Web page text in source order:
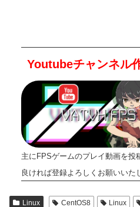
Youtubeチャンネル
主にFPSゲームのプレイ動画を投
良ければ登録よろしくお願いいた
Linux CentOS8 Linux